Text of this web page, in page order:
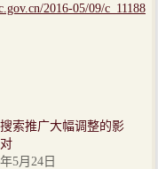
2016-05/09/c_11188
索推广大幅调整的影
5月24日